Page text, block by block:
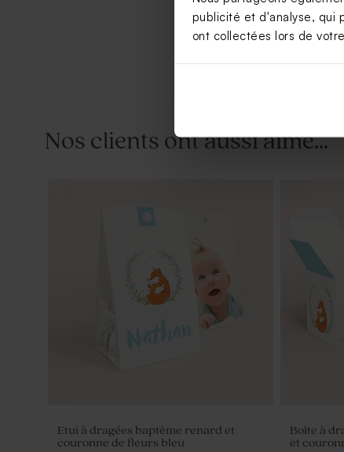
publicité et d'analyse, qui
ont collectées lors de
Dragées lentilles baptême marbrées
bleues 1 kg (± 1120 ex)
Dragées
Nos clients ont aussi aimé...
Etui à dragées baptême renard et
couronne de fleurs bleu
Boîte à
et